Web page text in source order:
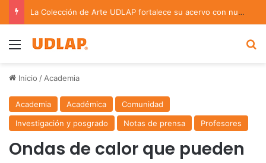
La Colección de Arte UDLAP fortalece su acervo con nuevas obras de artistas emergentes y consolidados
Menu
Inicio / Academia
Academia Académica
Comunidad
Investigación y posgrado
Notas de prensa Profesores
Ondas de calor que pueden